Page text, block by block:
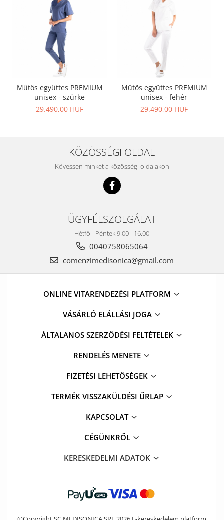
Műtös együttes PREMIUM
unisex - szürke
29.490,00 HUF
Műtös együttes PREMIUM
unisex - fehér
29.490,00 HUF
KÖZÖSSÉGI OLDAL
Kövessen minket a közösségi oldalakon
ÜGYFÉLSZOLGÁLAT
Hétfő - Péntek 9.00 - 16.00
0040758065064
comenzimedisonica@gmail.com
ONLINE VITARENDEZÉSI PLATFORM
VÁSÁRLÓ ELÁLLÁSI JOGA
ÁLTALANOS SZERZŐDÉSI FELTÉTELEK
RENDELÉS MENETE
FIZETÉSI LEHETŐSÉGEK
TERMÉK VISSZAKÜLDÉSI ŰRLAP
KAPCSOLAT
CÉGÜNKRŐL
KERESKEDELMI ADATOK